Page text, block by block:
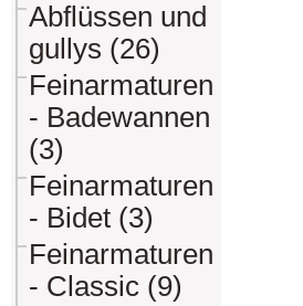
Abflüssen und
gullys (26)
Feinarmaturen
- Badewannen
(3)
Feinarmaturen
- Bidet (3)
Feinarmaturen
- Classic (9)